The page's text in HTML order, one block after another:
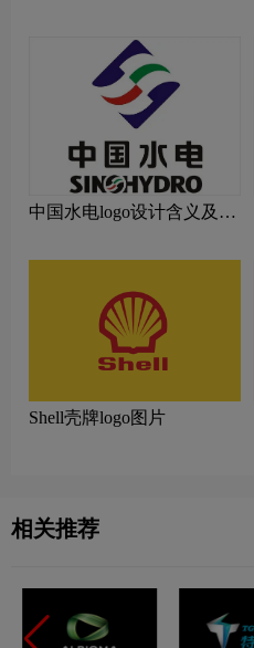
中国水电logo设计含义及设
Shell壳牌logo图片
相关推荐